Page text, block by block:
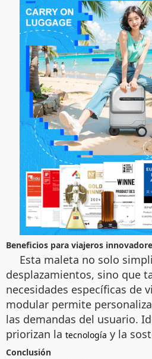
Beneficios para viajeros
Esta maleta no solo
desplazamientos, sino que
necesidades específicas de
modular permite
las demandas del usuario.
priorizan la tecnología y la
Conclusión